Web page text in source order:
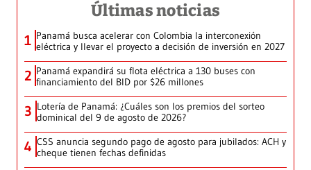
Últimas noticias
1 Panamá busca acelerar con Colombia la interconexión
eléctrica y llevar el proyecto a decisión de inversión en 2027
2 Panamá expandirá su flota eléctrica a 130 buses con
financiamiento del BID por $26 millones
3 Lotería de Panamá: ¿Cuáles son los premios del sorteo
dominical del 9 de agosto de 2026?
4 CSS anuncia segundo pago de agosto para jubilados: ACH y
cheque tienen fechas definidas